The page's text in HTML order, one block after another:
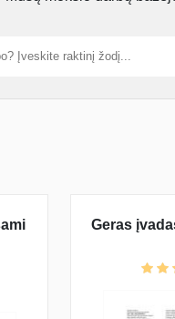
Geras